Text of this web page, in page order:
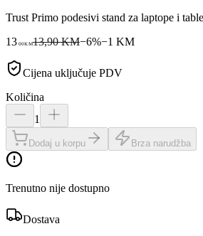
Trust Primo podesivi stand za laptope i
13 00KM13,90 KM−6%−1 KM
Cijena uključuje PDV
Količina
1
Dodaj u korpu Brza narudžba
Trenutno nije dostupno
Dostava